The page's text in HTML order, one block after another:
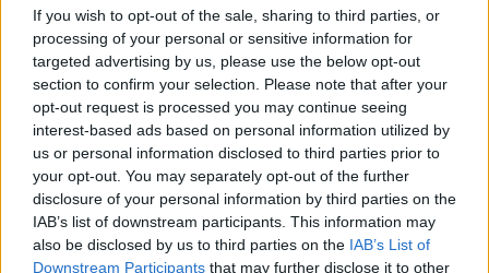
If you wish to opt-out of the sale, sharing to third parties, or
processing of your personal or sensitive information for
targeted advertising by us, please use the below opt-out
section to confirm your selection. Please note that after your
opt-out request is processed you may continue seeing
interest-based ads based on personal information utilized by
us or personal information disclosed to third parties prior to
your opt-out. You may separately opt-out of the further
disclosure of your personal information by third parties on the
IAB’s list of downstream participants. This information may
also be disclosed by us to third parties on the IAB’s List of
Downstream Participants that may further disclose it to other
privačioms įmonėms įdarbinti 5 proc.
asmenų su negalia paskatintų verslą
savanoriškai prisidėti prie jų įtraukimo į
darbo rinką, skatintų sąmoningumą visoje
darbo rinkoje, sukurtų prielaidas lygioms
galimybėms bei diskriminacijos mažinimui.
Seimo Asmenų su negalia teisių komisijos
narys L. Kukuraitis taip pat akcentuoja, kad